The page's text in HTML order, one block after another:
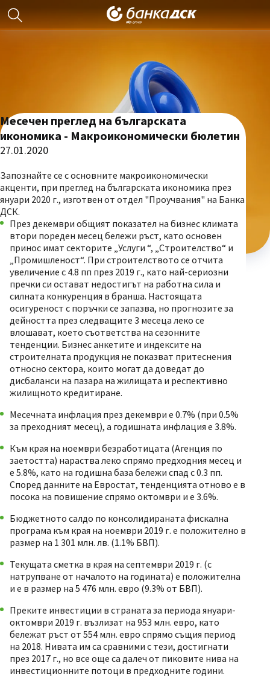
Месечен преглед на българската
икономика - Макроикономически бюлетин
27.01.2020
Запознайте се с основните макроикономически
акценти, при преглед на българската икономика през
януари 2020 г., изготвен от отдел "Проучвания" на Банка
ДСК.
През декември общият показател на бизнес климата
втори пореден месец бележи ръст, като основен
принос имат секторите „Услуги “, „Строителство“ и
„Промишленост“. При строителството се отчита
увеличение с 4.8 пп през 2019 г., като най-сериозни
пречки си остават недостигът на работна сила и
силната конкуренция в бранша. Настоящата
осигуреност с поръчки се запазва, но прогнозите за
дейността през следващите 3 месеца леко се
влошават, което съответства на сезонните
тенденции. Бизнес анкетите и индексите на
строителната продукция не показват притеснения
относно сектора, които могат да доведат до
дисбаланси на пазара на жилищата и респективно
жилищното кредитиране.
Месечната инфлация през декември е 0.7% (при 0.5%
за преходният месец), а годишната инфлация е 3.8%.
Към края на ноември безработицата (Агенция по
заетостта) нараства леко спрямо предходния месец и
е 5.8%, като на годишна база бележи спад с 0.3 пп.
Според данните на Евростат, тенденцията отново е в
посока на повишение спрямо октомври и е 3.6%.
Бюджетното салдо по консолидираната фискална
програма към края на ноември 2019 г. e положително в
размер на 1 301 млн. лв. (1.1% БВП).
Текущата сметка в края на септември 2019 г. (с
натрупване от началото на годината) е положителна
и е в размер на 5 476 млн. евро (9.3% от БВП).
Преките инвестиции в страната за периода януари-
октомври 2019 г. възлизат на 953 млн. евро, като
бележат ръст от 554 млн. евро спрямо същия период
на 2018. Нивата им са сравними с тези, достигнати
през 2017 г., но все още са далеч от пиковите нива на
инвестиционните потоци в предходните години.